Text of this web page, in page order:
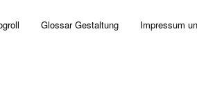
Glossar Gestaltung Impressum